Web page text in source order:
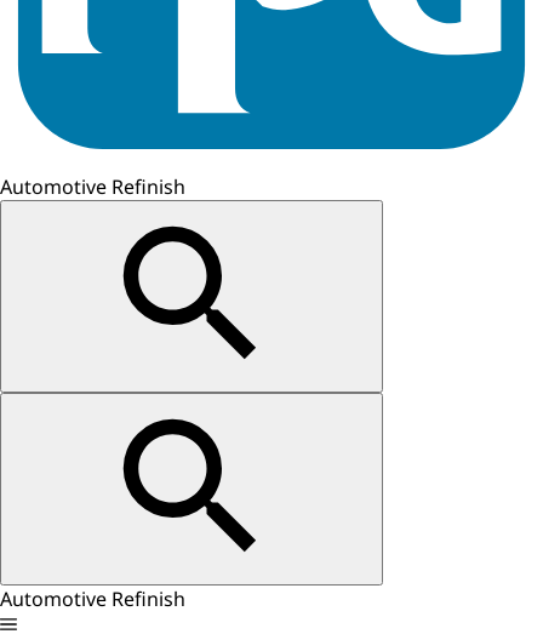
Automotive Refinish
Automotive Refinish